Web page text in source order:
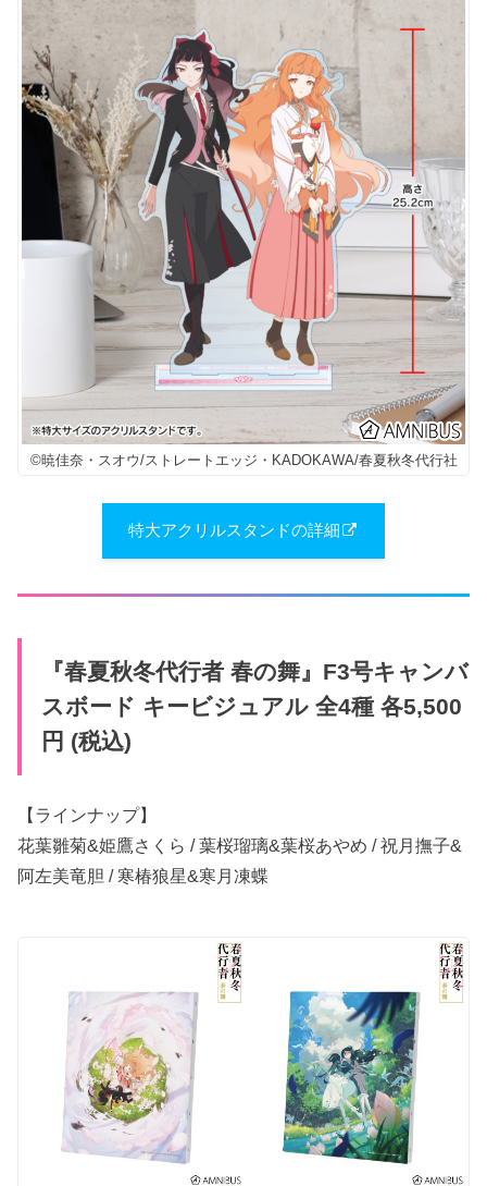
©暁佳奈・スオウ/ストレートエッジ・KADOKAWA/春夏秋冬代行社
特大アクリルスタンドの詳細
『春夏秋冬代行者 春の舞』F3号キャンバ
スボード キービジュアル 全4種 各5,500
円 (税込)
【ラインナップ】
花葉雛菊&姫鷹さくら / 葉桜瑠璃&葉桜あやめ / 祝月撫子&
阿左美竜胆 / 寒椿狼星&寒月凍蝶